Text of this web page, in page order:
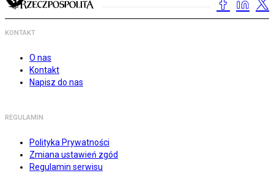
KONTAKT
O nas
Kontakt
Napisz do nas
REGULAMIN
Polityka Prywatności
Zmiana ustawień zgód
Regulamin serwisu